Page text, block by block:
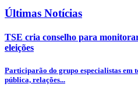
Últimas Notícias
TSE cria conselho para
eleições
Participarão do grupo especialistas em
pública, relações...